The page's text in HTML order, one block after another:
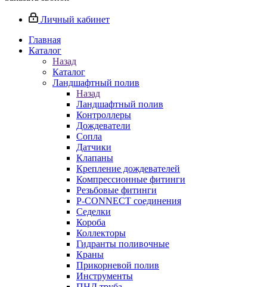
Личный кабинет
Главная
Каталог
Назад
Каталог
Ландшафтный полив
Назад
Ландшафтный полив
Контроллеры
Дождеватели
Сопла
Датчики
Клапаны
Крепление дождевателей
Компрессионные фитинги
Резьбовые фитинги
P-CONNECT соединения
Седелки
Короба
Коллекторы
Гидранты поливочные
Краны
Прикорневой полив
Инструменты